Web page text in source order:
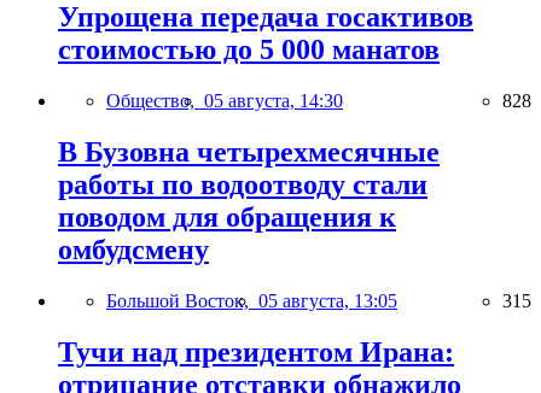
Упрощена передача госактивов
стоимостью до 5 000 манатов
Общество, 05 августа, 14:30 828
В Бузовна четырехмесячные
работы по водоотводу стали
поводом для обращения к
омбудсмену
Большой Восток, 05 августа, 13:05 315
Тучи над президентом Ирана:
отрицание отставки обнажило